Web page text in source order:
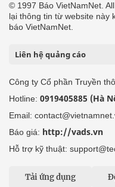
© 1997 Báo VietNamNet.
lại thông tin từ website này
báo VietNamNet.
Liên hệ quảng cáo
Công ty Cổ phần Truyền
Hotline: 0919405885 (Hà
Email:
Báo giá: http://vads.vn
Hỗ trợ kỹ thuật:
Tải ứng dụng